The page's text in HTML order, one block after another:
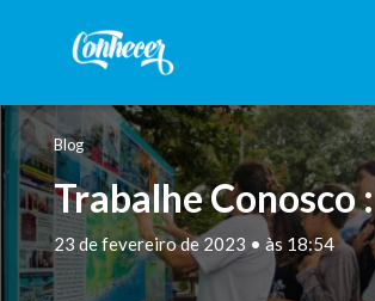
Blog
Trabalhe Conosco :
23 de fevereiro de 2023 • às 18:54